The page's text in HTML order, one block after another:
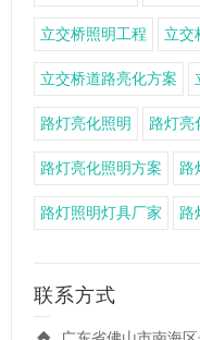
立交桥照明工程 立交
立交桥道路亮化方案
路灯亮化照明 路灯亮
路灯亮化照明方案 路
路灯照明灯具厂家 路
联系方式